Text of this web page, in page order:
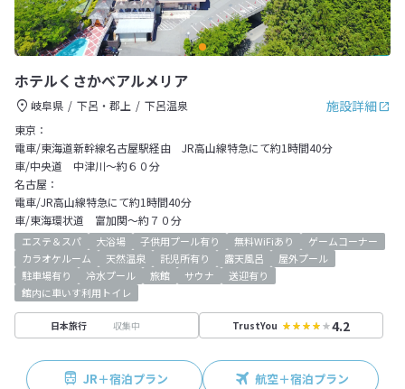
ホテルくさかべアルメリア
施設詳細
岐阜県 下呂・郡上
下呂温泉
東京：
電車/東海道新幹線名古屋駅経由 JR高山線特急にて約1時間40分
車/中央道 中津川～約６０分
名古屋：
電車/JR高山線特急にて約1時間40分
車/東海環状道 富加関～約７０分
エステ＆スパ 大浴場 子供用プール有り 無料WiFiあり
ゲームコーナー
カラオケルーム
天然温泉 託児所有り 露天風呂
屋外プール
駐車場有り
冷水プール 旅館 サウナ
送迎有り
館内に車いす利用トイレ
日本旅行 収集中 TrustYou 4.2
JR＋宿泊プラン 航空＋宿泊プラン